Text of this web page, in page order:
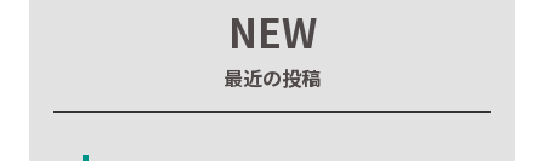
NEW
最近の投稿